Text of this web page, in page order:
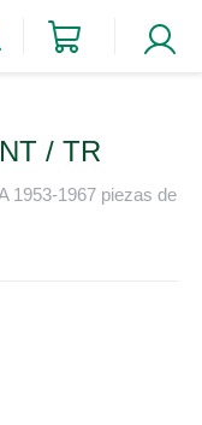
/ TR
1953-1967 piezas de